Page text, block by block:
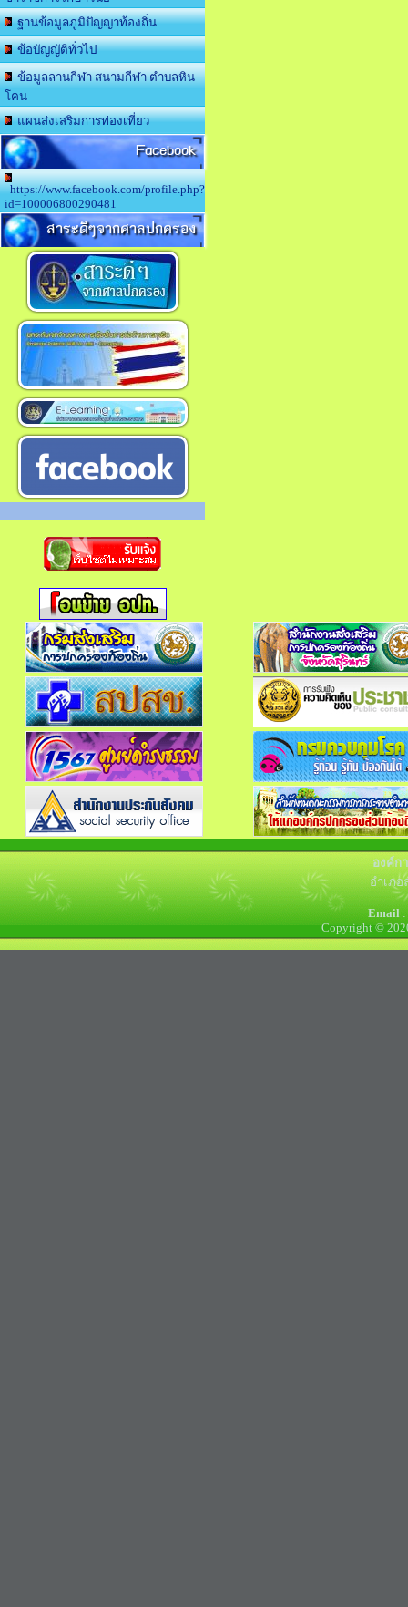
ฐานข้อมูลภูมิปัญญาท้องถิ่น
ข้อบัญญัติทั่วไป
ข้อมูลลานกีฬา สนามกีฬา ตำบลหิน
โคน
แผนส่งเสริมการท่องเที่ยว
Facebook
https://www.facebook.com/profile.php?
id=100006800290481
สาระดีๆจากศาลปกครอง
องค์ก
อำเภ
Email
Copyright ©